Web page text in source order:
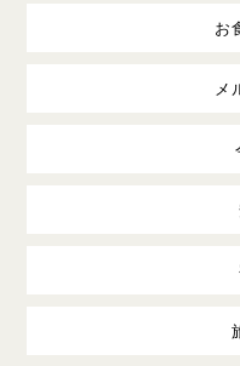
お
メ